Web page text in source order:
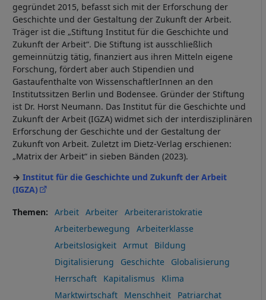
gegründet 2015, befasst sich mit der Erforschung der
Geschichte und der Gestaltung der Zukunft der Arbeit.
Träger ist die „Stiftung Institut für die Geschichte und
Zukunft der Arbeit“. Die Stiftung ist ausschließlich
gemeinnützig tätig, finanziert aus ihren Mitteln eigene
Forschung, fördert aber auch Stipendien und
Gastaufenthalte von WissenschaftlerInnen an den
Institutssitzen Berlin und Bodensee. Gründer der Stiftung
ist Dr. Horst Neumann. Das Institut für die Geschichte und
Zukunft der Arbeit (IGZA) widmet sich der interdisziplinären
Erforschung der Geschichte und der Gestaltung der
Zukunft von Arbeit. Zuletzt im Dietz-Verlag erschienen:
„Matrix der Arbeit“ in sieben Bänden (2023).
Institut für die Geschichte und Zukunft der Arbeit
(IGZA)
Themen Arbeit Arbeiter
Arbeiteraristokratie
Arbeiterbewegung
Arbeiterklasse
Arbeitslosigkeit
Armut
Bildung
Digitalisierung
Geschichte
Globalisierung
Herrschaft
Kapitalismus
Klima
Marktwirtschaft
Menschheit
Patriarchat